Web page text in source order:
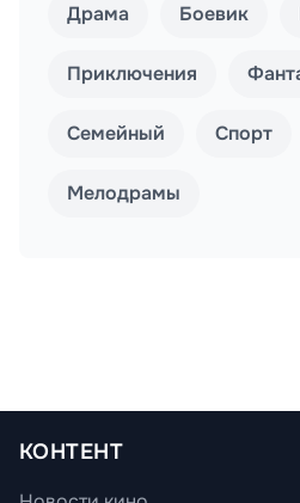
Драма Боевик
Приключения
Семейный Спорт
Мелодрамы
КОНТЕНТ